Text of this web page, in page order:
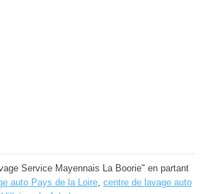
Service Mayennais La Boorie" en partant
auto Pays de la Loire centre de lavage auto